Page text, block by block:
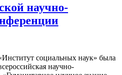
научно-
социальных наук» была
научно-